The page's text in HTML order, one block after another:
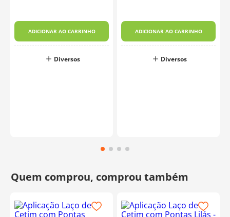
ADICIONAR AO CARRINHO
Diversos
ADICIONAR AO CARRINHO
Diversos